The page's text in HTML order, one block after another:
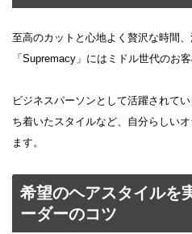
至高のカットと心地よく贅沢な時間
「Supremacy」にはミドル世代のお
ビジネスパーソンとして活躍されて
ち着いたスタイルなど、自分らしい
ます。
希望のヘアスタイルを
ーダーのコツ